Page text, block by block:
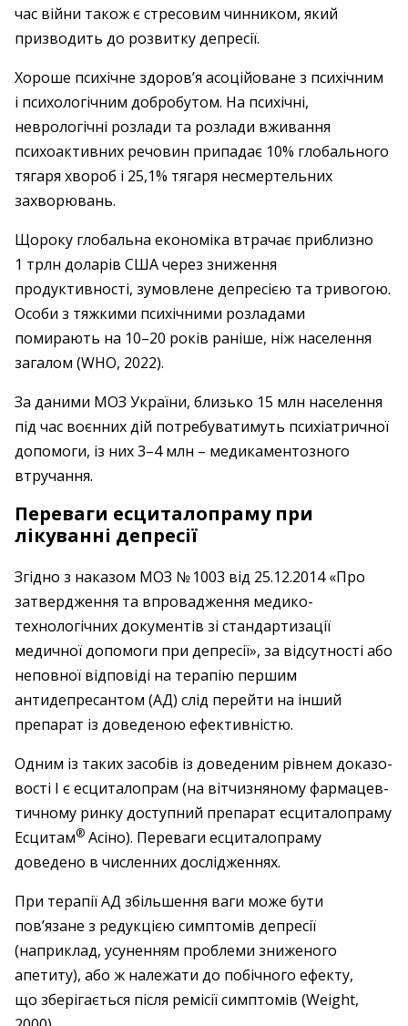
час війни також є стресовим чинником, який
призводить до розвитку депресії.
Хороше психічне здоров’я асоційоване з психічним
і психологічним добробутом. На психічні,
неврологічні розлади та розлади вживання
психоактивних речовин припадає 10% глобального
тягаря хвороб і 25,1% тягаря несмертельних
захворювань.
Щороку глобальна економіка втрачає приблизно
1 трлн доларів США через зниження
продуктивності, зумовлене депресією та тривогою.
Особи з тяжкими психічними розладами
помирають на 10–20 років раніше, ніж населення
загалом (WHO, 2022).
За даними МОЗ України, близько 15 млн населення
під час воєнних дій потребуватимуть психіатричної
допомоги, із них 3–4 млн – ​медикаментозного
втручання.
Переваги есциталопраму при
лікуванні депресії
Згідно з наказом МОЗ № 1003 від 25.12.2014 «Про
затвердження та впровадження медико-
технологічних документів зі стандартизації
медичної допомоги при депресії», за відсутності або
неповної відповіді на терапію першим
антидепресантом (АД) слід перейти на інший
препарат із доведеною ефективністю.
Одним із таких засобів із доведеним рівнем доказо­
вості I є есциталопрам (на вітчизняному фармацев­
тичному ринку доступний препарат есциталопраму
Есцитам® Асіно). Переваги есциталопраму
доведено в численних дослідженнях.
При терапії АД збільшення ваги може бути
пов’язане з редукцією симптомів депресії
(наприклад, усуненням проблеми зниженого
апетиту), або ж належати до побічного ефекту,
що зберігається після ремісії симптомів (Weight,